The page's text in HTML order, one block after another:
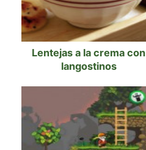
Lentejas a la crema con
langostinos